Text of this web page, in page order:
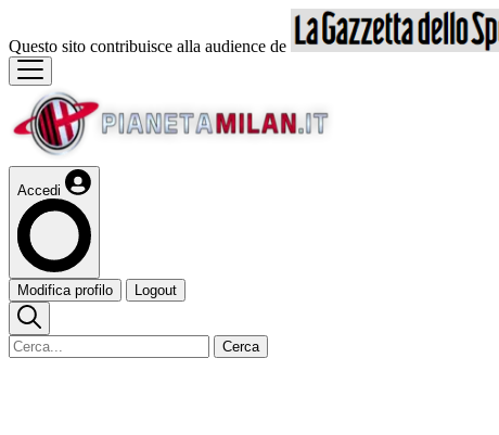
Questo sito contribuisce alla audience de
Accedi
Modifica profilo Logout
Cerca